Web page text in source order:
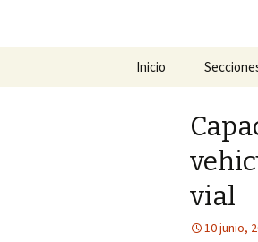
Inicio
Policiaca
Sociedad
Deportes
vial
10 junio,